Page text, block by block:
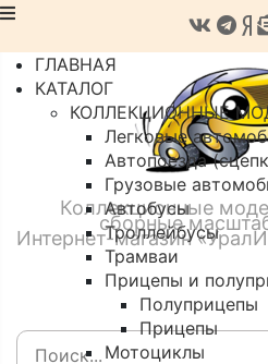
Коллекционные
сборные
Интернет-магазин
ГЛАВНАЯ
КАТАЛОГ
КОЛЛЕКЦИОННЫЕ
Легковые
Автопоезда
Грузовые
Автобусы
Троллейбусы
Трамваи
Прицепы и
Полуприцепы
Прицепы
Мотоциклы